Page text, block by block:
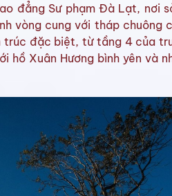
đẳng Sư phạm Đà Lạt, nơi
vòng cung với tháp chuông
trúc đặc biệt, từ tầng 4 của
Xuân Hương bình yên và